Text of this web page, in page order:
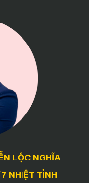
LỘC NGHĨA
NHIỆT TÌNH